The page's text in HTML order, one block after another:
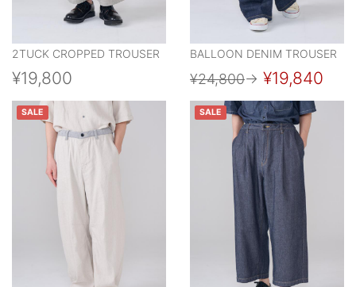
2TUCK CROPPED TROUSER
¥19,800
BALLOON DENIM TROUSER
¥24,800→ ¥19,840
SALE SALE